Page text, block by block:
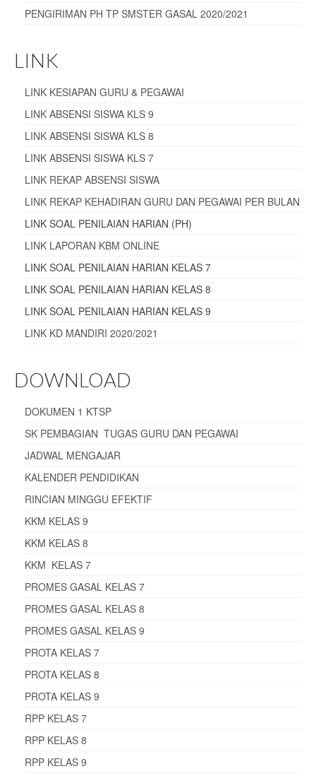
PENGIRIMAN PH TP SMSTER GASAL 2020/2021
LINK
LINK KESIAPAN GURU & PEGAWAI
LINK ABSENSI SISWA KLS 9
LINK ABSENSI SISWA KLS 8
LINK ABSENSI SISWA KLS 7
LINK REKAP ABSENSI SISWA
LINK REKAP KEHADIRAN GURU DAN PEGAWAI PER BULAN
LINK SOAL PENILAIAN HARIAN (PH)
LINK LAPORAN KBM ONLINE
LINK SOAL PENILAIAN HARIAN KELAS 7
LINK SOAL PENILAIAN HARIAN KELAS 8
LINK SOAL PENILAIAN HARIAN KELAS 9
LINK KD MANDIRI 2020/2021
DOWNLOAD
DOKUMEN 1 KTSP
SK PEMBAGIAN TUGAS GURU DAN PEGAWAI
JADWAL MENGAJAR
KALENDER PENDIDIKAN
RINCIAN MINGGU EFEKTIF
KKM KELAS 9
KKM KELAS 8
KKM KELAS 7
PROMES GASAL KELAS 7
PROMES GASAL KELAS 8
PROMES GASAL KELAS 9
PROTA KELAS 7
PROTA KELAS 8
PROTA KELAS 9
RPP KELAS 7
RPP KELAS 8
RPP KELAS 9